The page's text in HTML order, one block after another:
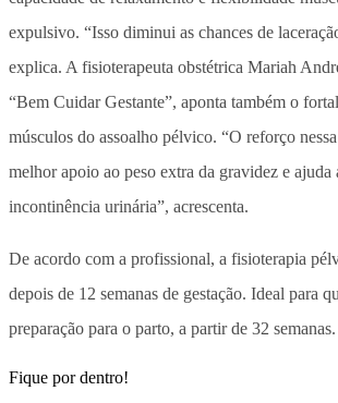
expulsivo. “Isso diminui as chances de
explica. A fisioterapeuta obstétrica Mariah
“Bem Cuidar Gestante”, aponta também o
músculos do assoalho pélvico. “O reforço
melhor apoio ao peso extra da gravidez e ajuda
incontinência urinária”, acrescenta.
De acordo com a profissional, a fisioterapia
depois de 12 semanas de gestação. Ideal para
preparação para o parto, a partir de 32 semanas.
Fique por dentro!